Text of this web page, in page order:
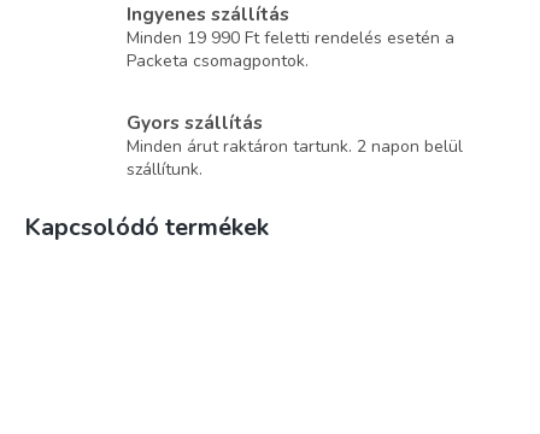
Ingyenes szállítás
Minden 19 990 Ft feletti rendelés esetén a
Packeta csomagpontok.
Gyors szállítás
Minden árut raktáron tartunk. 2 napon belül
szállítunk.
Kapcsolódó termékek